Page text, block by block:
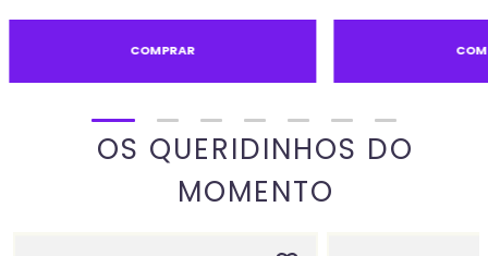
COMPRAR
OS QUERIDINHOS DO
MOMENTO